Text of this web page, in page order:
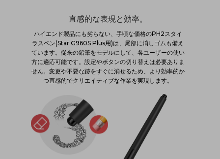
直感的な表現と効率。
ハイエンド製品にも劣らない、手頃な価格のPH2スタイ
ラスペン(Star G960S Plus用)は、尾部に消しゴムも備え
ています。従来の鉛筆をモデルにして、各ユーザーの使い
方に適応可能です。設定やボタンの切り替えは必要ありま
せん。変更や不要な跡をすぐに消せるため、より効率的か
つ直感的でクリエイティブな作業を実現します。